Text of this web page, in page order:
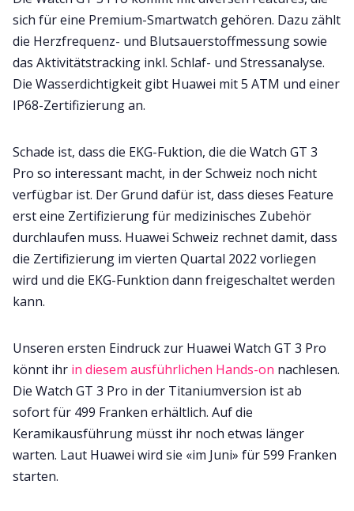
sich für eine Premium-Smartwatch gehören. Dazu zählt
die Herzfrequenz- und Blutsauerstoffmessung sowie
das Aktivitätstracking inkl. Schlaf- und Stressanalyse.
Die Wasserdichtigkeit gibt Huawei mit 5 ATM und einer
IP68-Zertifizierung an.
Schade ist, dass die EKG-Fuktion, die die Watch GT 3
Pro so interessant macht, in der Schweiz noch nicht
verfügbar ist. Der Grund dafür ist, dass dieses Feature
erst eine Zertifizierung für medizinisches Zubehör
durchlaufen muss. Huawei Schweiz rechnet damit, dass
die Zertifizierung im vierten Quartal 2022 vorliegen
wird und die EKG-Funktion dann freigeschaltet werden
kann.
Unseren ersten Eindruck zur Huawei Watch GT 3 Pro
könnt ihr in diesem ausführlichen Hands-on nachlesen.
Die Watch GT 3 Pro in der Titaniumversion ist ab
sofort für 499 Franken erhältlich. Auf die
Keramikausführung müsst ihr noch etwas länger
warten. Laut Huawei wird sie «im Juni» für 599 Franken
starten.